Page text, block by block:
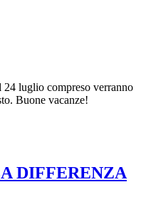
luglio compreso verranno
Buone vacanze!
DIFFERENZA